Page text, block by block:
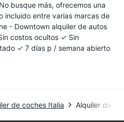
busque más, ofrecemos una
incluido entre varias marcas de
- Downtown alquiler de autos
costos ocultos ✓ Sin
✓ 7 días p / semana abierto
de coches Italia Alquiler de